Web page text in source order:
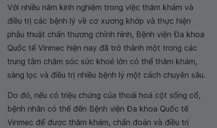
Với nhiều năm kinh nghiệm trong việc thăm khám và
điều trị các bệnh lý về cơ xương khớp và thực hiện
phẫu thuật chấn thương chỉnh hình, Bệnh viện Đa khoa
Quốc tế Vinmec hiện nay đã trở thành một trong các
trung tâm chăm sóc sức khoẻ lớn có thể thăm khám,
sàng lọc và điều trị nhiều bệnh lý một cách chuyên sâu.
Do đó, nếu có triệu chứng của thoái hoá cột sống cổ,
bệnh nhân có thể đến Bệnh viện Đa khoa Quốc tế
Vinmec để được thăm khám, chẩn đoán và điều trị